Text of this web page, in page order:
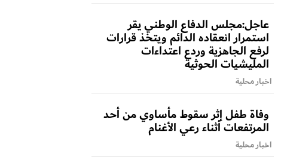
عاجل:مجلس الدفاع الوطني يقر
استمرار انعقاده الدائم ويتخذ قرارات
لرفع الجاهزية وردع اعتداءات
المليشيات الحوثية
اخبار محلية
وفاة طفل إثر سقوط مأساوي من أحد
المرتفعات أثناء رعي الأغنام
اخبار محلية